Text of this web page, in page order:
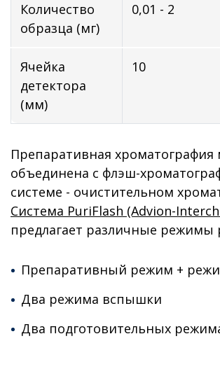
Количество
образца (мг)
0,01 - 2
Ячейка
детектора
(мм)
10
Препаративная
объединена с флэш-
системе - очистительном
Система PuriFlash (Advion-
предлагает различные режимы
Препаративный режим +
Два режима вспышки
Два подготовительных